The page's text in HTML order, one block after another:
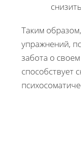
Таким
упражнений,
забота о
способствует